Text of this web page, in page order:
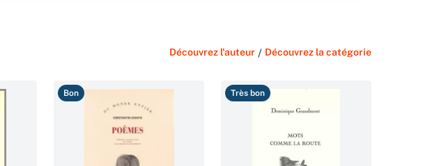
Découvrez l'auteur / Découvrez la catégorie
Bon Très bon